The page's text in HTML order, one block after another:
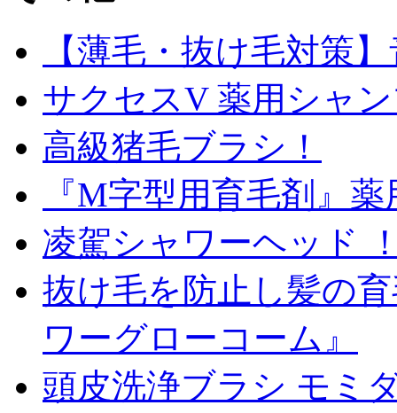
【薄毛・抜け毛対策
サクセスV 薬用シャ
高級猪毛ブラシ！
『M字型用育毛剤』
凌駕シャワーヘッド
抜け毛を防止し髪の
ワーグローコーム』
頭皮洗浄ブラシ モミ